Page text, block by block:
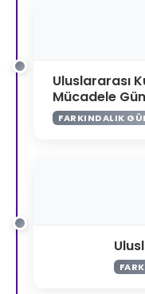
Uluslararası
Mücadele
FARKINDALIK